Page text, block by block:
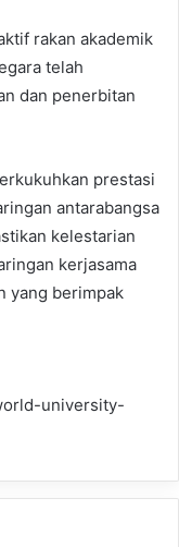
rakan akademik
telah
dan penerbitan
prestasi
antarabangsa
kelestarian
kerjasama
yang berimpak
university-